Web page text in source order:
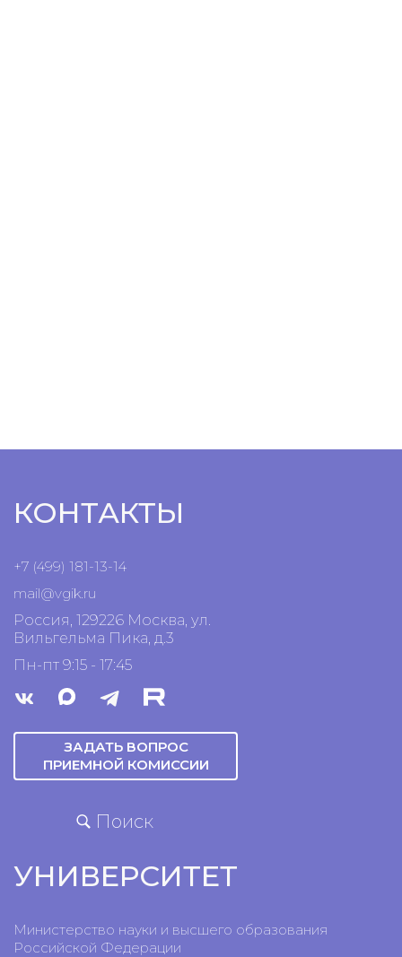
КОНТАКТЫ
+7 (499) 181-13-14
mail@vgik.ru
Россия, 129226 Москва, ул.
Вильгельма Пика, д.3
Пн-пт 9:15 - 17:45
ЗАДАТЬ ВОПРОС
ПРИЕМНОЙ КОМИССИИ
Поиск
УНИВЕРСИТЕТ
Министерство науки и высшего образования
Российской Федерации